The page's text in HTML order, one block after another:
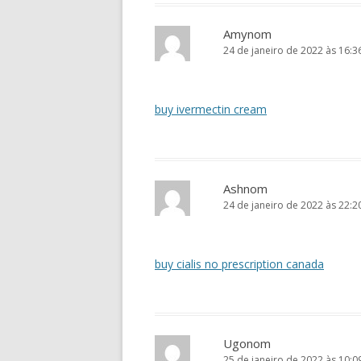
Amynom
24 de janeiro de 2022 às
buy ivermectin cream
Ashnom
24 de janeiro de 2022 às
buy cialis no prescription canada
Ugonom